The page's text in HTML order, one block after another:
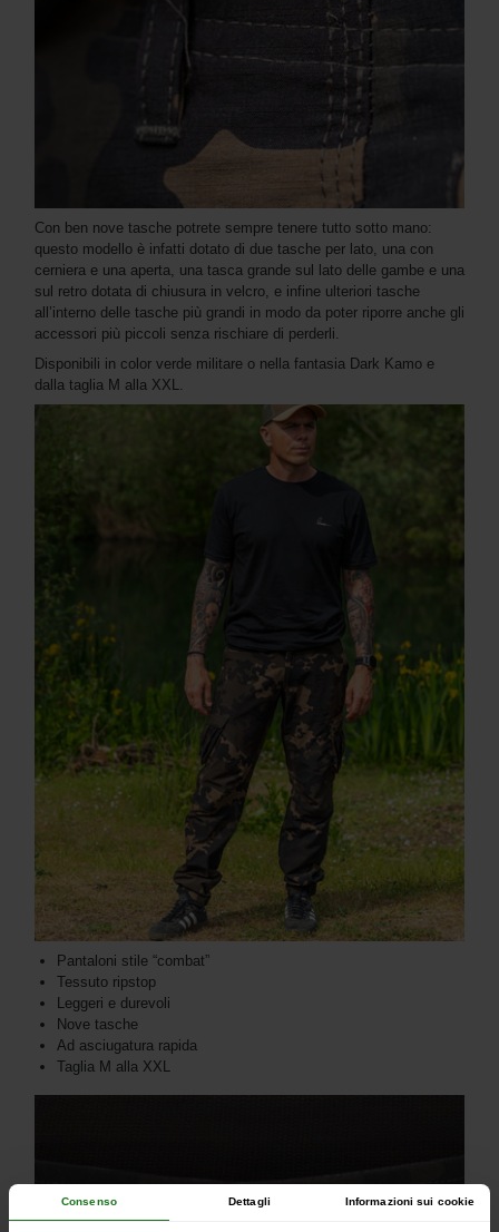
Consenso Dettagli Informazioni sui cookie
Con ben nove tasche potrete sempre tenere tutto sotto mano:
questo modello è infatti dotato di due tasche per lato, una con
cerniera e una aperta, una tasca grande sul lato delle gambe e una
sul retro dotata di chiusura in velcro, e infine ulteriori tasche
all’interno delle tasche più grandi in modo da poter riporre anche gli
accessori più piccoli senza rischiare di perderli.
Disponibili in color verde militare o nella fantasia Dark Kamo e
dalla taglia M alla XXL.
Pantaloni stile “combat”
Tessuto ripstop
Leggeri e durevoli
Nove tasche
Ad asciugatura rapida
Taglia M alla XXL